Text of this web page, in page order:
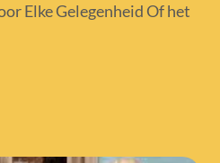
Elke Gelegenheid Of het